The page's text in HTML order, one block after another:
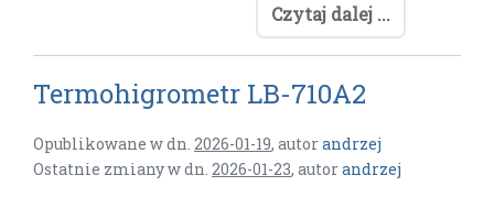
Czytaj dalej ...
Termohigrometr LB-710A2
Opublikowane w dn. 2026-01-19, autorandrzej
Ostatnie zmiany w dn. 2026-01-23, autorandrzej